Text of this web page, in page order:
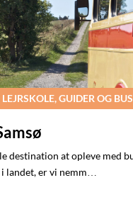
GUIDER OG
destination at opleve med
landet, er vi nemm…